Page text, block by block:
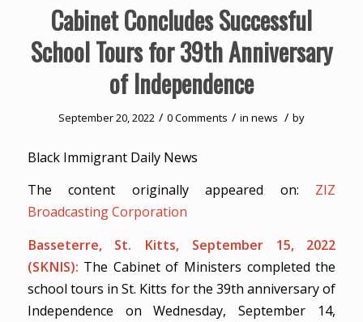
Cabinet Concludes Successful
School Tours for 39th Anniversary
of Independence
September 20, 2022 / 0 Comments / in news / by
Black Immigrant Daily News
The content originally appeared on: ZIZ
Broadcasting Corporation
Basseterre, St. Kitts, September 15, 2022
(SKNIS): The Cabinet of Ministers completed the
school tours in St. Kitts for the 39th anniversary of
Independence on Wednesday, September 14,